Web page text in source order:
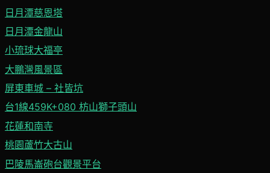
日月潭慈恩塔
日月潭金龍山
小琉球大福亭
大鵬灣風景區
屏東車城 – 社皆坑
台1線459K+080 枋山獅子頭山
花蓮和南寺
桃園蘆竹大古山
巴陵馬崙砲台觀景平台